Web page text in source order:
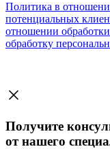
Политика в
потенциальных
отношении
обработку
Получите
от нашего